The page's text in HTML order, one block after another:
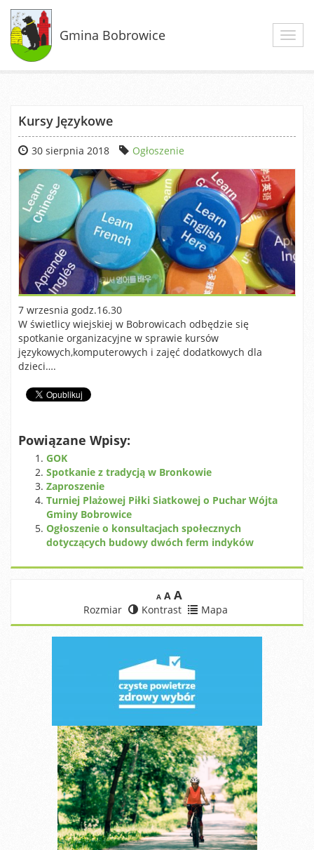
Gmina Bobrowice
Kursy Językowe
30 sierpnia 2018 Ogłoszenie
7 wrzesnia godz.16.30
W świetlicy wiejskiej w Bobrowicach odbędzie się
spotkanie organizacyjne w sprawie kursów
językowych,komputerowych i zajęć dodatkowych dla
dzieci….
Powiązane Wpisy:
GOK
Spotkanie z tradycją w Bronkowie
Zaproszenie
Turniej Plażowej Piłki Siatkowej o Puchar Wójta
Gminy Bobrowice
Ogłoszenie o konsultacjach społecznych
dotyczących budowy dwóch ferm indyków
A A A
Rozmiar Kontrast Mapa